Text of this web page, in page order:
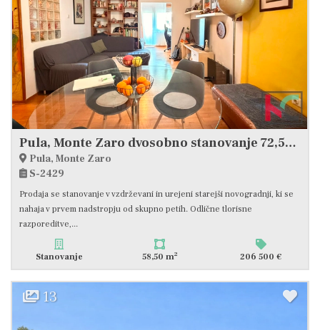
Pula, Monte Zaro dvosobno stanovanje 72,51m2
Pula, Monte Zaro
S-2429
Prodaja se stanovanje v vzdrževani in urejeni starejši novogradnji, ki se
nahaja v prvem nadstropju od skupno petih. Odlične tlorisne
razporeditve,...
Stanovanje 58,50 m2 206 500 €
13